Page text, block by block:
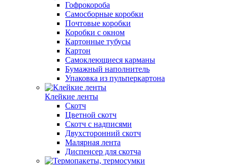
Гофрокороба
Самосборные коробки
Почтовые коробки
Коробки с окном
Картонные тубусы
Картон
Самоклеющиеся карманы
Бумажный наполнитель
Упаковка из пульперкартона
Клейкие ленты
Скотч
Цветной скотч
Скотч с надписями
Двухсторонний скотч
Малярная лента
Диспенсер для скотча